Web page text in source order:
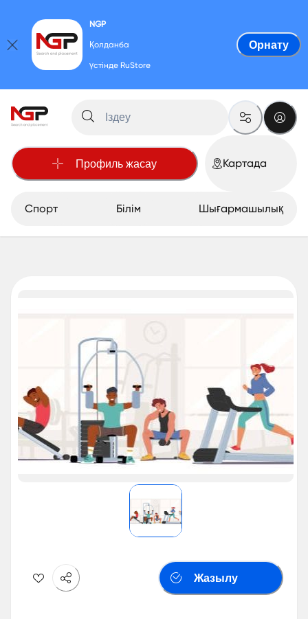
NGP
Қолданба
үстінде RuStore
Орнату
Спорт Білім Шығармашылық
Профиль жасау Картада
Жазылу